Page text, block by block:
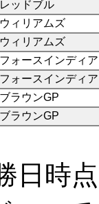
レッドブル
ウィリアムズ
ウィリアムズ
フォースインディア
フォースインディア
ブラウンGP
ブラウンGP
日時点